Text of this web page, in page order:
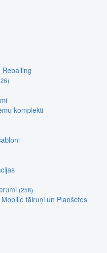
komplekti
(258)
Mobilie tālruņi un Planšetes